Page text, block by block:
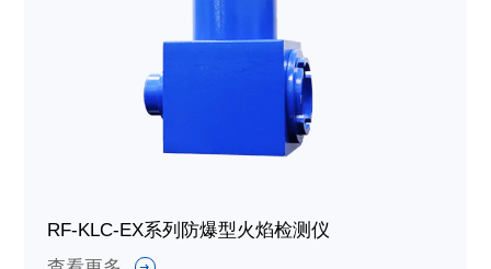
RF-KLC-EX系列防爆型火焰检测仪